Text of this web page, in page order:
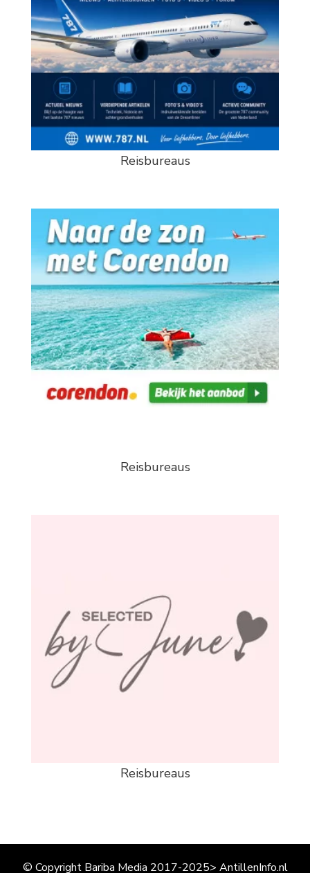
Reisbureaus
Reisbureaus
Reisbureaus
© Copyright Bariba Media 2017-2025> AntillenInfo.nl